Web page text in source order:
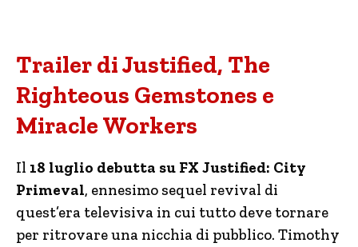
Trailer di Justified, The
Righteous Gemstones e
Miracle Workers
Il 18 luglio debutta su FX Justified: City
Primeval, ennesimo sequel revival di
quest’era televisiva in cui tutto deve tornare
per ritrovare una nicchia di pubblico. Timothy